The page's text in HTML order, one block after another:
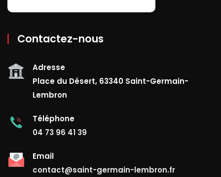
Contactez-nous
Adresse
Place du Désert, 63340 Saint-Germain-
Lembron
Téléphone
04 73 96 41 39
Email
contact@saint-germain-lembron.fr